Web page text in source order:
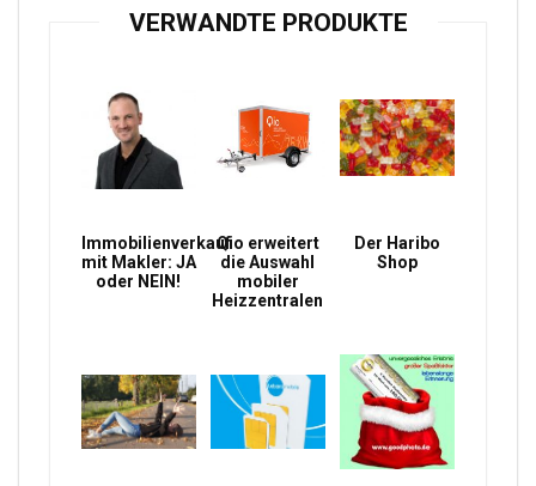
VERWANDTE PRODUKTE
Immobilienverkauf
mit Makler: JA
oder NEIN!
Qio erweitert
die Auswahl
mobiler
Heizzentralen
Der Haribo
Shop